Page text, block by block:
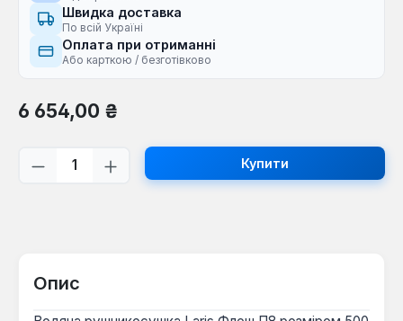
Швидка доставка
По всій Україні
Оплата при отриманні
Або карткою / безготівково
Звичайна ціна:
6 654,00 ₴
Кількість товару: Введіть потрібну
Купити
Опис